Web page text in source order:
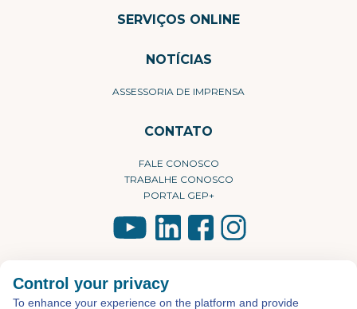
SERVIÇOS ONLINE
NOTÍCIAS
ASSESSORIA DE IMPRENSA
CONTATO
FALE CONOSCO
TRABALHE CONOSCO
PORTAL GEP+